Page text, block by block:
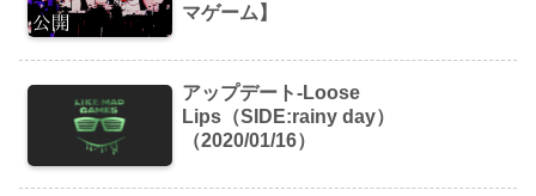
マゲーム】
アップデート-Loose
Lips（SIDE:rainy day）
（2020/01/16）